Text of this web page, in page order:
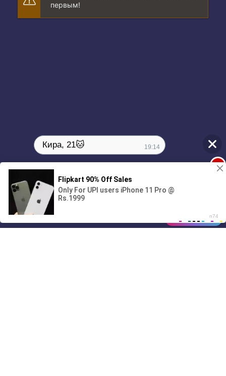
первым!
01/07
00:00
Кира, 21🐱 19:14
1